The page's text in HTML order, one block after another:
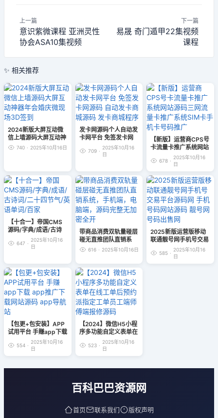
上一篇
意识紫微课程 亚洲灵性
协会ASA10集视频
下一篇
易晟 奇门遁甲22集视频
课程
✨ 相关推荐
2024新版大屏互动微
信上墙源码大屏互动神
器年会婚庆微现场3D
740 · 2025年10月16日
发卡网源码个人自动发
卡网平台 免签发卡网
源码 自动发卡商城源
码 发卡商城程序
709 ·
2025年10月16
日
【新版】运营商CPS号
卡流量卡推广系统网站
源码三网流量卡推广系
统SIM卡手机卡号码推
广
678 ·
2025年10月16
日
【十合一】帝国CMS
源码/字典/成语/古诗
词/二十四节气/英语单
词/百家
647 ·
2025年10月16
日
带商品消费双轨量碰层
碰无直推团队直销系
统，手机端，电脑端，
616 · 2025年10月16日
2025新版运营版移动
联通靓号网手机号交易
平台源码网 手机号码
网站源码 靓号网 号码
出售网
585 ·
2025年10月16
日
【包更+包安装】APP
试用平台 手赚app下载
app推广下载网站源码
app导航站
554 ·
2025年10月16
日
【2024】微信H5小程
序多功能自定义表单在
线工单后预约派指定工
单员工端师傅端报修源
码
523 ·
2025年10月16
日
百科巴巴资源网
首页 联系我们 版权声明